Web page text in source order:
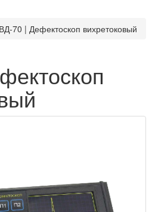
ВД-70 | Дефектоскоп вихретоковый